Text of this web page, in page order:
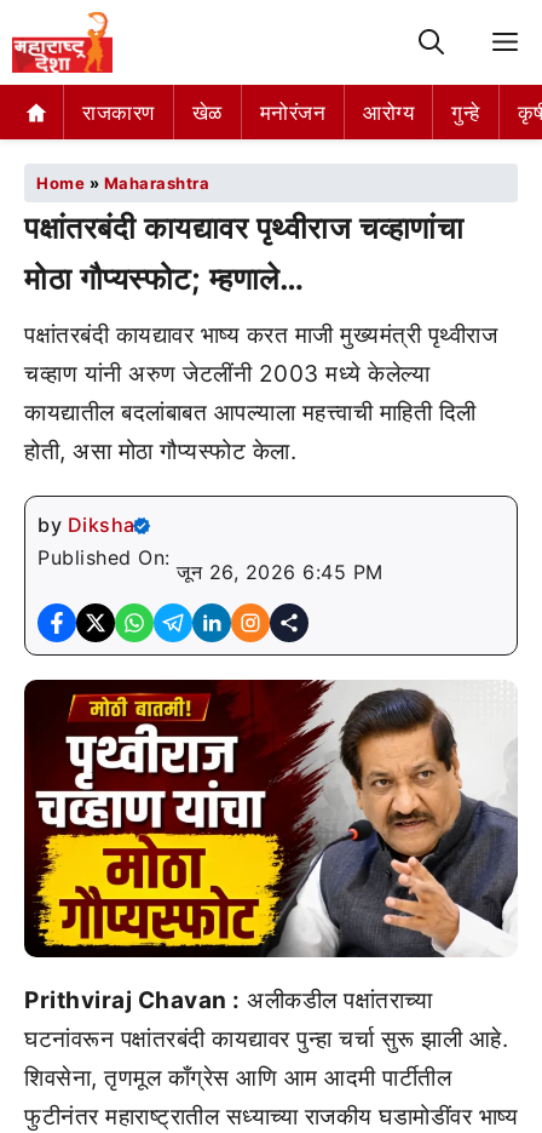
राजकारण खेळ मनोरंजन आरोग्य गुन्हे
Home » Maharashtra
पक्षांतरबंदी कायद्यावर पृथ्वीराज चव्हाणांचा
मोठा गौप्यस्फोट; म्हणाले…
पक्षांतरबंदी कायद्यावर भाष्य करत माजी मुख्यमंत्री पृथ्वीराज
चव्हाण यांनी अरुण जेटलींनी 2003 मध्ये केलेल्या
कायद्यातील बदलांबाबत आपल्याला महत्त्वाची माहिती दिली
होती, असा मोठा गौप्यस्फोट केला.
by Diksha
Published On:
जून 26, 2026 6:45 PM
Prithviraj Chavan : अलीकडील पक्षांतराच्या
घटनांवरून पक्षांतरबंदी कायद्यावर पुन्हा चर्चा सुरू झाली आहे.
शिवसेना, तृणमूल काँग्रेस आणि आम आदमी पार्टीतील
फुटीनंतर महाराष्ट्रातील सध्याच्या राजकीय घडामोडींवर भाष्य